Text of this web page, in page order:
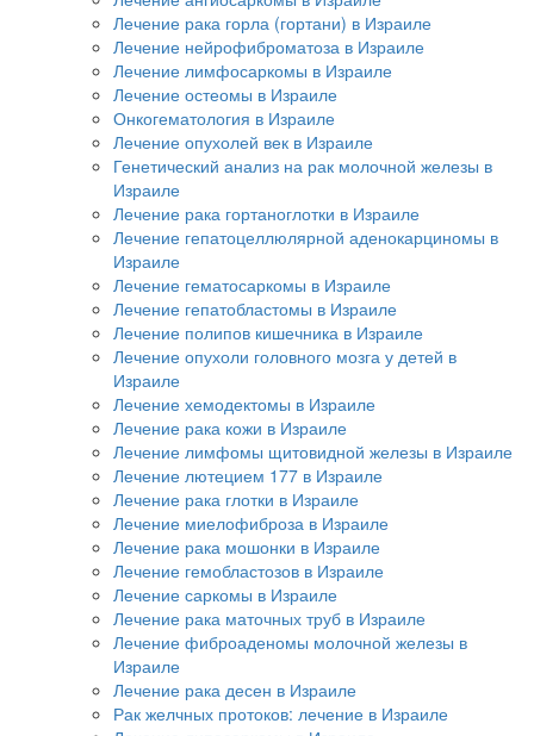
Лечение рака горла (гортани) в Израиле
Лечение нейрофиброматоза в Израиле
Лечение лимфосаркомы в Израиле
Лечение остеомы в Израиле
Онкогематология в Израиле
Лечение опухолей век в Израиле
Генетический анализ на рак молочной железы в
Израиле
Лечение рака гортаноглотки в Израиле
Лечение гепатоцеллюлярной аденокарциномы в
Израиле
Лечение гематосаркомы в Израиле
Лечение гепатобластомы в Израиле
Лечение полипов кишечника в Израиле
Лечение опухоли головного мозга у детей в
Израиле
Лечение хемодектомы в Израиле
Лечение рака кожи в Израиле
Лечение лимфомы щитовидной железы в Израиле
Лечение лютецием 177 в Израиле
Лечение рака глотки в Израиле
Лечение миелофиброза в Израиле
Лечение рака мошонки в Израиле
Лечение гемобластозов в Израиле
Лечение саркомы в Израиле
Лечение рака маточных труб в Израиле
Лечение фиброаденомы молочной железы в
Израиле
Лечение рака десен в Израиле
Рак желчных протоков: лечение в Израиле